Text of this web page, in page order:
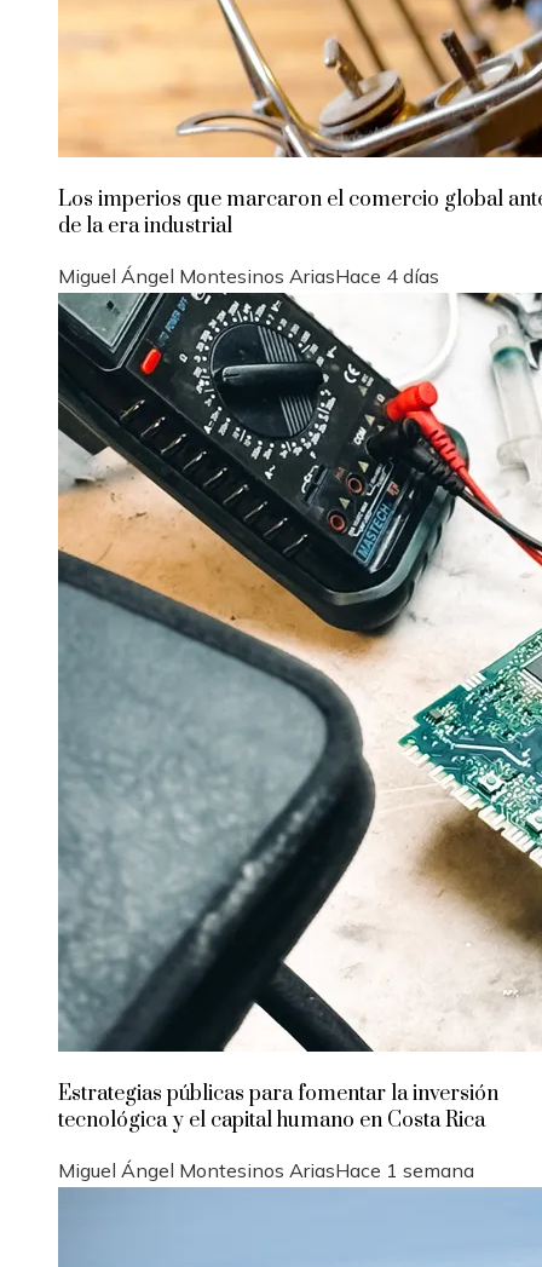
Los imperios que marcaron el comercio global
de la era industrial
Miguel Ángel Montesinos AriasHace 4 días
Estrategias públicas para fomentar la inversión
tecnológica y el capital humano en Costa Rica
Miguel Ángel Montesinos AriasHace 1 semana